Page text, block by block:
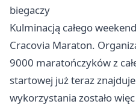
biegaczy
Kulminacją całego
Cracovia Maraton.
9000 maratończyków z
startowej już teraz
wykorzystania zostało